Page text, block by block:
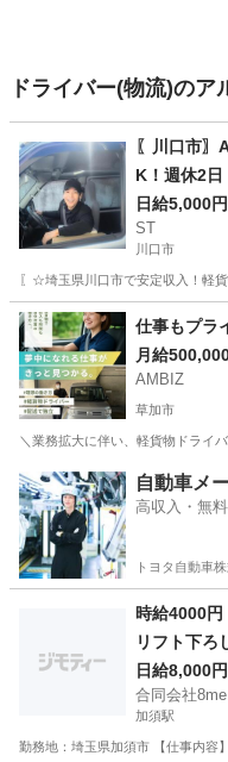
ドライバー(物流)の
〖川口市〗
K！週休2
日給5,000円
ST
川口市
〖☆埼玉県川口市で安定収入！軽
埼玉 川口市 ドライバー
仕事もプラ
月給
AMBIZ
草加市
＼業務拡大に伴い、軽貨物ドライ
埼玉 草加市 物流 貨
自動車メ
高収入・無
トヨタ自動車
時給4000
リフト下ろ
日給8,000円
合同会社8me
加須駅
勤務地：埼玉県加須市 【仕事内容